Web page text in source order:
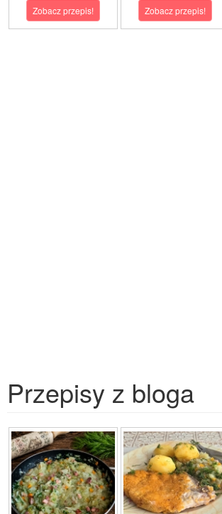
Zobacz przepis! Zobacz przepis!
Przepisy z bloga